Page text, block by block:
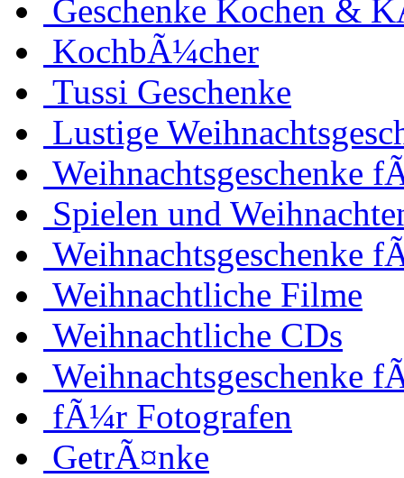
Geschenke Kochen &
KochbÃ¼cher
Tussi Geschenke
Lustige
Weihnachtsgeschenke
Spielen und
Weihnachtsgeschenke
Weihnachtliche Filme
Weihnachtliche CDs
Weihnachtsgeschenke
fÃ¼r Fotografen
GetrÃ¤nke